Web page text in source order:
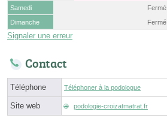
Samedi
Fermé
Dimanche
Fermé
Signaler une erreur
Contact
Téléphone Téléphoner à la podologue
Site web podologie-croizatmatrat.fr